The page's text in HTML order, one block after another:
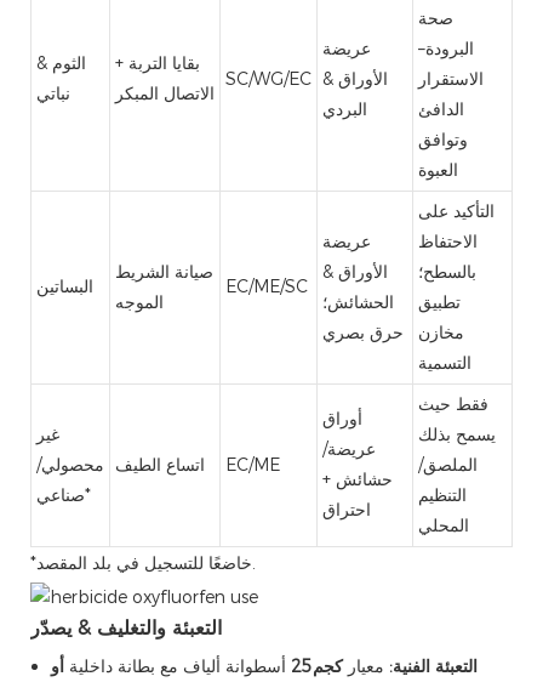
الثوم &
نباتي
بقايا التربة +
الاتصال المبكر
SC/WG/EC
عريضة
الأوراق &
البردي
صحة
البرودة–
الاستقرار
الدافئ
وتوافق
العبوة
البساتين
صيانة الشريط
الموجه
EC/ME/SC
عريضة
الأوراق &
الحشائش؛
حرق بصري
التأكيد على
الاحتفاظ
بالسطح؛
تطبيق
مخازن
التسمية
غير
محصولي/
صناعي*
اتساع الطيف EC/ME
أوراق
عريضة/
حشائش +
احتراق
فقط حيث
يسمح بذلك
الملصق/
التنظيم
المحلي
*خاضعًا للتسجيل في بلد المقصد.
التعبئة والتغليف & يصدّر
التعبئة الفنية: معياركجم25 أسطوانة ألياف مع بطانة داخليةأو